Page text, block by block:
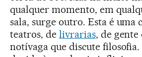
qualquer momento, em
sala, surge outro. Esta é uma
teatros, de livrarias, de gente
notívaga que discute